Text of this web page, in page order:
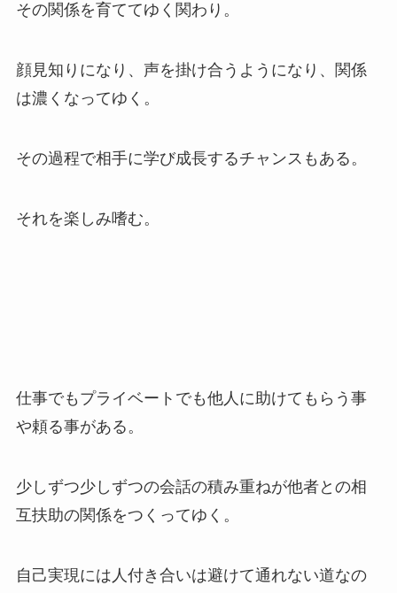
その関係を育ててゆく関わり。
顔見知りになり、声を掛け合うようになり、関係
は濃くなってゆく。
その過程で相手に学び成長するチャンスもある。
それを楽しみ嗜む。
仕事でもプライベートでも他人に助けてもらう事
や頼る事がある。
少しずつ少しずつの会話の積み重ねが他者との相
互扶助の関係をつくってゆく。
自己実現には人付き合いは避けて通れない道なの